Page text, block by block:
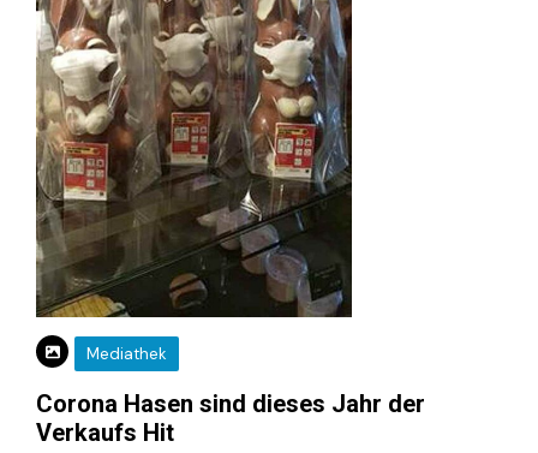
Mediathek
Corona Hasen sind dieses Jahr der
Verkaufs Hit